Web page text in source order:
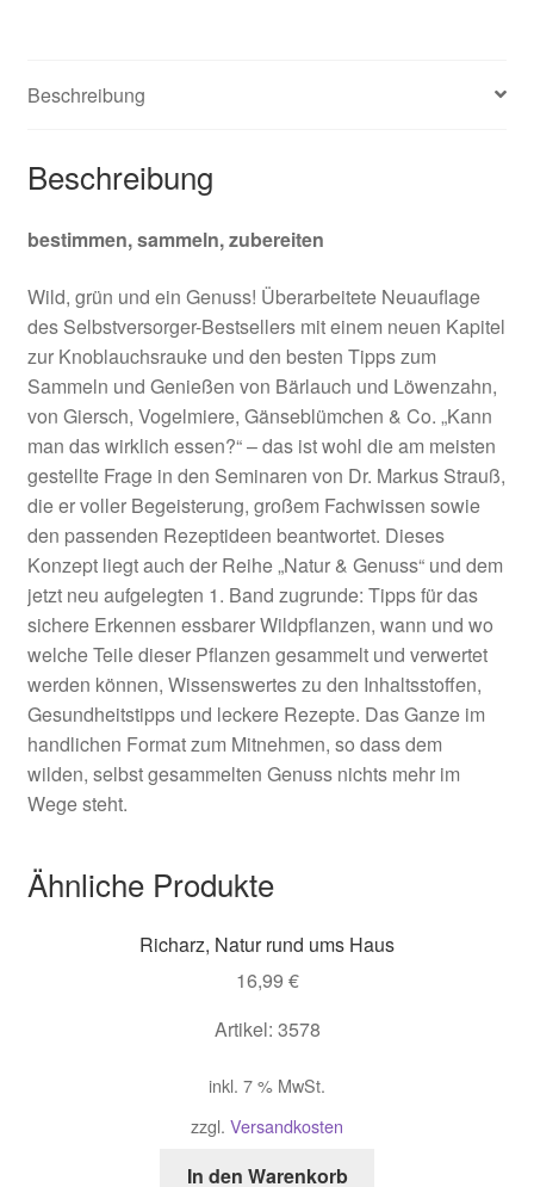
Beschreibung
Beschreibung
bestimmen, sammeln, zubereiten
Wild, grün und ein Genuss! Überarbeitete Neuauflage
des Selbstversorger-Bestsellers mit einem neuen Kapitel
zur Knoblauchsrauke und den besten Tipps zum
Sammeln und Genießen von Bärlauch und Löwenzahn,
von Giersch, Vogelmiere, Gänseblümchen & Co. „Kann
man das wirklich essen?“ – das ist wohl die am meisten
gestellte Frage in den Seminaren von Dr. Markus Strauß,
die er voller Begeisterung, großem Fachwissen sowie
den passenden Rezeptideen beantwortet. Dieses
Konzept liegt auch der Reihe „Natur & Genuss“ und dem
jetzt neu aufgelegten 1. Band zugrunde: Tipps für das
sichere Erkennen essbarer Wildpflanzen, wann und wo
welche Teile dieser Pflanzen gesammelt und verwertet
werden können, Wissenswertes zu den Inhaltsstoffen,
Gesundheitstipps und leckere Rezepte. Das Ganze im
handlichen Format zum Mitnehmen, so dass dem
wilden, selbst gesammelten Genuss nichts mehr im
Wege steht.
Ähnliche Produkte
Richarz, Natur rund ums Haus
16,99 €
Artikel: 3578
inkl. 7 % MwSt.
zzgl. Versandkosten
In den Warenkorb